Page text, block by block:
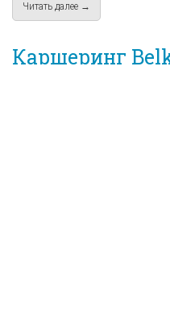
Читать далее →
Каршеринг